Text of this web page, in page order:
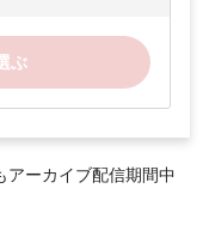
ぶ
ーカイブ配信期間中